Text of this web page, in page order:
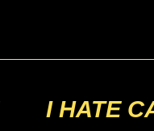
I HATE